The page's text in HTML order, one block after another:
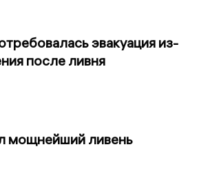
эвакуация из-
после ливня
мощнейший ливень